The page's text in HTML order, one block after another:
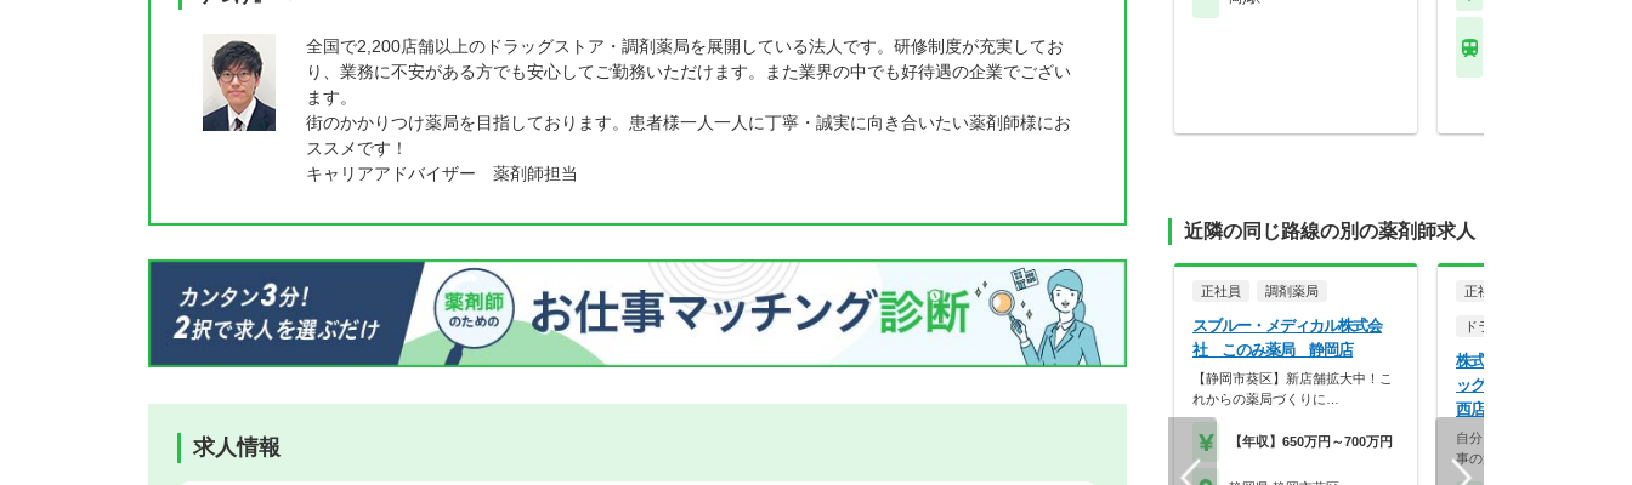
全国で2,200店舗以上のドラッグストア・調剤薬局を展開している法人です。研修制度が充実してお
り、業務に不安がある方でも安心してご勤務いただけます。また業界の中でも好待遇の企業でござい
ます。
街のかかりつけ薬局を目指しております。患者様一人一人に丁寧・誠実に向き合いたい薬剤師様にお
ススメです！
キャリアアドバイザー 薬剤師担当
求人情報
近隣の同じ路線の別の薬剤師求人
正社員 調剤薬局
スブルー・メディカル株式会
社 このみ薬局 静岡店
【静岡市葵区】新店舗拡大中！こ
れからの薬局づくりに…
【年収】650万円～700万円
正社員
ドラッグストア（調剤併設
株式会社マツモトキヨシ
ッグストア マツモトキヨ
西店
自分らしく働く。それが、
事の第一歩。選択的週…